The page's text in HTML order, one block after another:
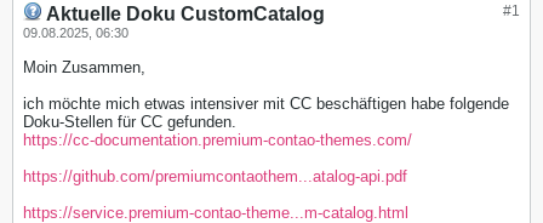
#1
Aktuelle Doku CustomCatalog
09.08.2025, 06:30
Moin Zusammen,
ich möchte mich etwas intensiver mit CC beschäftigen habe folgende
Doku-Stellen für CC gefunden.
https://cc-documentation.premium-contao-themes.com/
https://github.com/premiumcontaothem...atalog-api.pdf
https://service.premium-contao-theme...m-catalog.html